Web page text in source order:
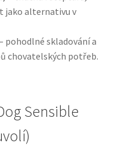
jako alternativu v
pohodlné skladování a
chovatelských potřeb.
Sensible